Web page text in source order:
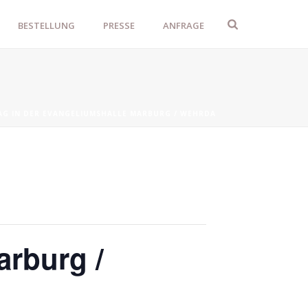
BESTELLUNG PRESSE ANFRAGE
/